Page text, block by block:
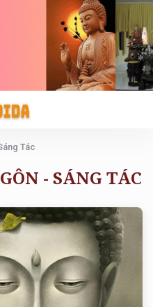
Tác
- SÁNG TÁC